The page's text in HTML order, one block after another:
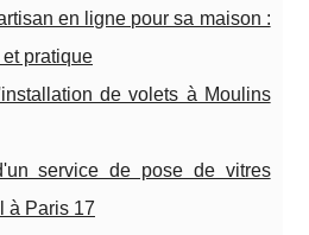
en ligne pour sa maison :
pratique
de volets à Moulins
service de pose de vitres
à Paris 17